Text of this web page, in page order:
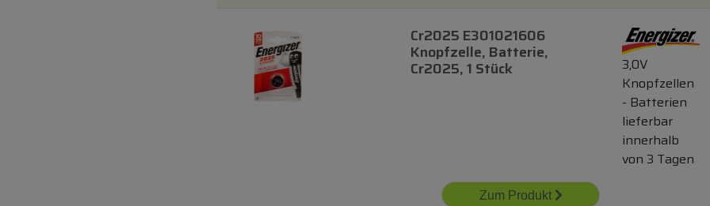
Cr2025 E301021606
Knopfzelle, Batterie,
Cr2025, 1 Stück
3,0V
Knopfzellen
- Batterien
lieferbar
innerhalb
von 3 Tagen
Zum Produkt